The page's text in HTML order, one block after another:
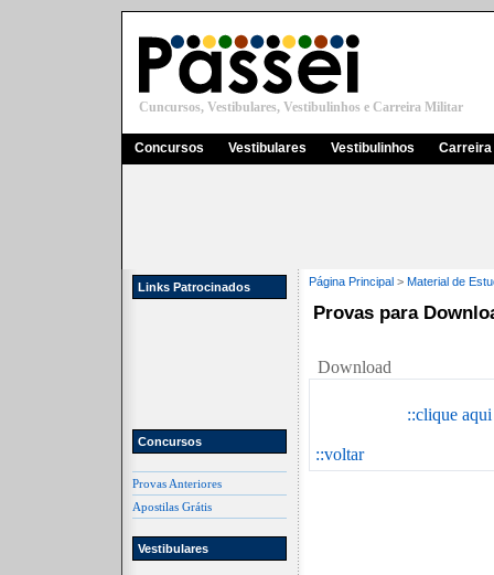
Cuncursos, Vestibulares, Vestibulinhos e Carreira Militar
Concursos Vestibulares Vestibulinhos
Links Patrocinados
Concursos
Provas Anteriores
Apostilas Grátis
Vestibulares
Página Principal > Material de
Provas para
Download
::clique
::voltar